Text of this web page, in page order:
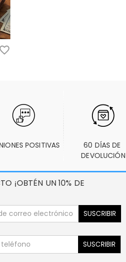
POSITIVAS
60 DÍAS DE
DEVOLUCIÓN
¡OBTÉN UN 10% DE
SUSCRIBIR
SUSCRIBIR